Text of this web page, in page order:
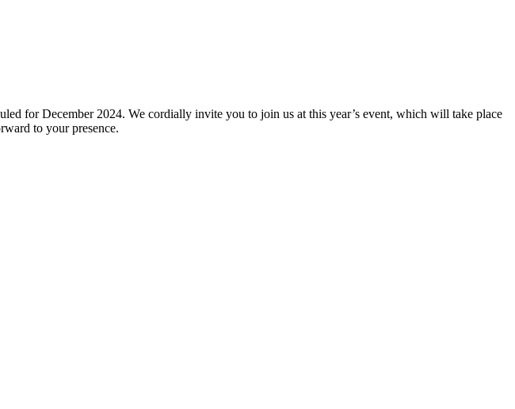
for December 2024. We cordially invite you to join us at this year’s event, which will take place
to your presence.